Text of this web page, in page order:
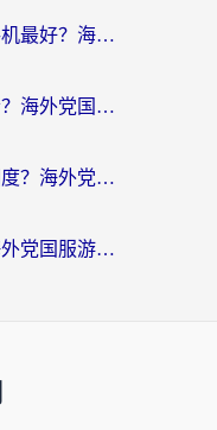
玩决战！平安京用苹果几手机最好？海外党必看的设备+加速器双攻略
印度尼西亚怎么玩我的勇者？海外党国服游戏加速避坑指南（附实况五行师解决方案）
瑞典怎么玩奥比岛：梦想国度？海外党亲测有效的国服游戏加速全攻略
意大利怎么玩神雕侠侣？海外党国服游戏加速终极指南（附欧洲玩王者王国保卫战4不卡技巧）